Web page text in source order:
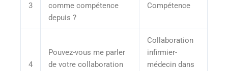
3
comme compétence
depuis ?
Compétence
4
Pouvez-vous me parler
de votre collaboration
Collaboration
infirmier-
médecin dans